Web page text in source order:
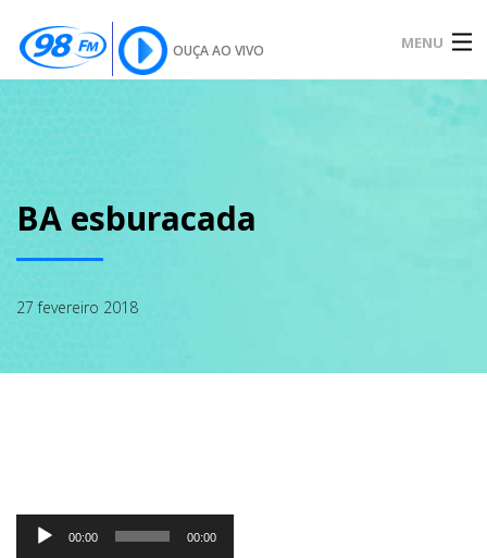
OUÇA AO VIVO MENU
SOBRE
PODCAST
ABRANGÊNCIA
BA esburacada
27 fevereiro 2018
Tocador
00:00 00:00